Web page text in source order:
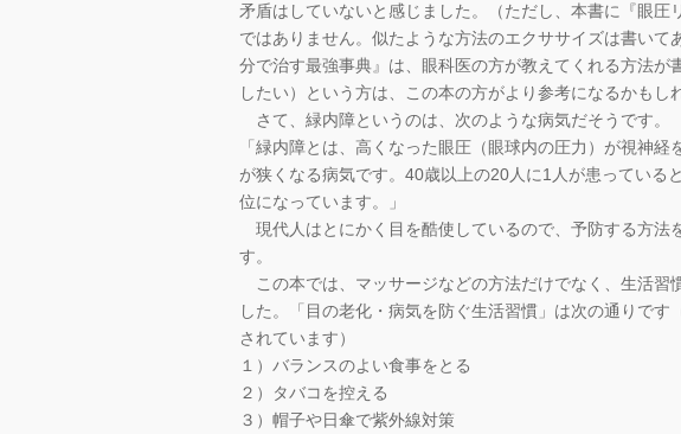
矛盾はしていないと感じました。（ただし、本書に『眼圧
ではありません。似たような方法のエクササイズは書い
分で治す最強事典』は、眼科医の方が教えてくれる方法が
したい）という方は、この本の方がより参考になるかもし
さて、緑内障というのは、次のような病気だそうです。
「緑内障とは、高くなった眼圧（眼球内の圧力）が視神経
が狭くなる病気です。40歳以上の20人に1人が患っている
位になっています。」
現代人はとにかく目を酷使しているので、予防する方法
す。
この本では、マッサージなどの方法だけでなく、生活習
した。「目の老化・病気を防ぐ生活習慣」は次の通りで
されています）
１）バランスのよい食事をとる
２）タバコを控える
３）帽子や日傘で紫外線対策